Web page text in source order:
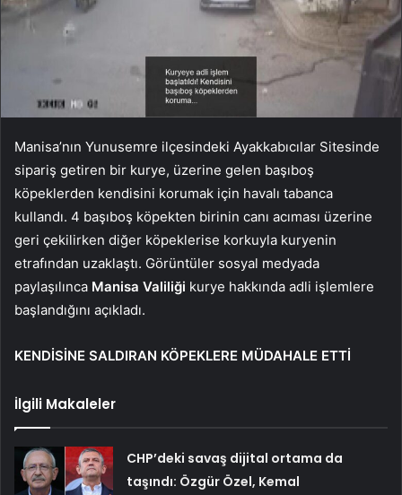
Manisa’nın Yunusemre ilçesindeki Ayakkabıcılar Sitesinde
sipariş getiren bir kurye, üzerine gelen başıboş
köpeklerden kendisini korumak için havalı tabanca
kullandı. 4 başıboş köpekten birinin canı acıması üzerine
geri çekilirken diğer köpeklerise korkuyla kuryenin
etrafından uzaklaştı. Görüntüler sosyal medyada
paylaşılınca Manisa Valiliği kurye hakkında adli işlemlere
başlandığını açıkladı.
KENDİSİNE SALDIRAN KÖPEKLERE MÜDAHALE ETTİ
İlgili Makaleler
CHP’deki savaş dijital ortama da
taşındı: Özgür Özel, Kemal